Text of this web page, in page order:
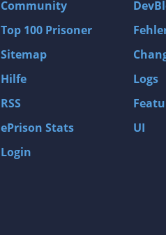
Community
Top 100 Prisoner
Sitemap
Hilfe
RSS
ePrison Stats
Login
Logs
UI